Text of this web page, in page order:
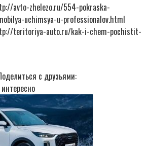
avto-zhelezo.ru/554-pokraska-
uchimsya-u-professionalov.html
teritoriya-auto.ru/kak-i-chem-pochistit-
с друзьями: